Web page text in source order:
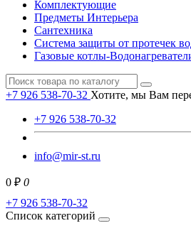
Комплектующие
Предметы Интерьера
Сантехника
Система защиты от протечек
Газовые котлы-
+7 926 538-70-32 Хотите, мы Вам
+7 926 538-70-32
info@mir-st.ru
0 ₽ 0
+7 926 538-70-32
Список категорий